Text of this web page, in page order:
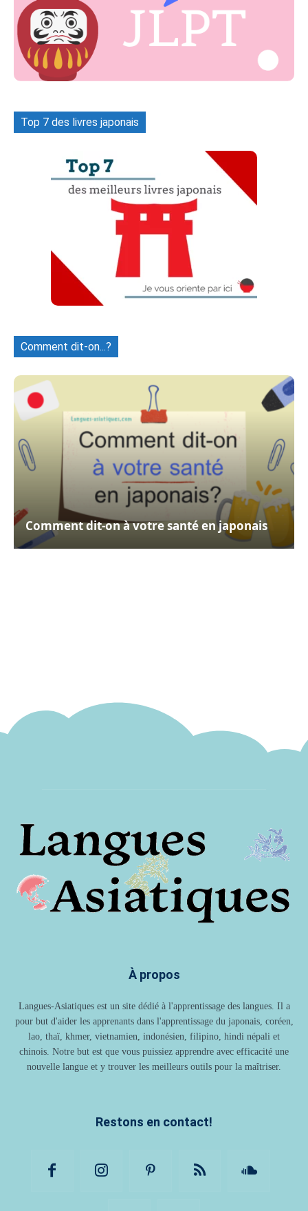
Top 7 des livres japonais
Comment dit-on...?
Comment dit-on à votre santé en japonais
À propos
Langues-Asiatiques est un site dédié à l'apprentissage des langues. Il a
pour but d'aider les apprenants dans l'apprentissage du japonais, coréen,
lao, thaï, khmer, vietnamien, indonésien, filipino, hindi népali et
chinois. Notre but est que vous puissiez apprendre avec efficacité une
nouvelle langue et y trouver les meilleurs outils pour la maîtriser.
Restons en contact!